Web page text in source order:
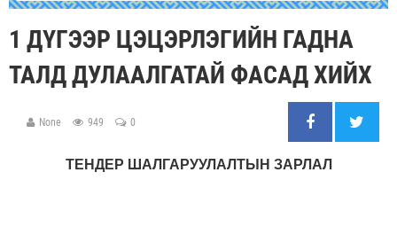
1 ДҮГЭЭР ЦЭЦЭРЛЭГИЙН ГАДНА
ТАЛД ДУЛААЛГАТАЙ ФАСАД ХИЙХ
None 949 0
ТЕНДЕР ШАЛГАРУУЛАЛТЫН ЗАРЛАЛ